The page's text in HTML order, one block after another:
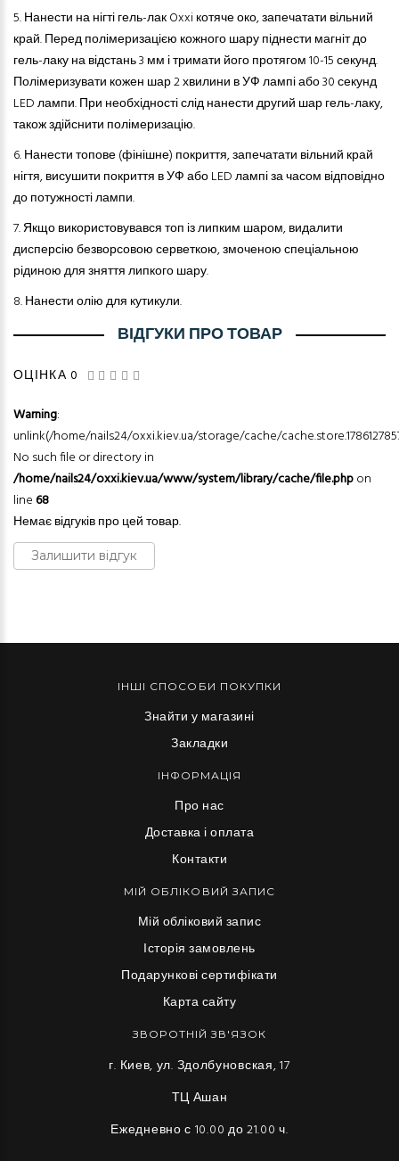
5.Нанести на нігті гель-лак Oxxi котяче око, запечатати вільний
край. Перед полімеризацією кожного шару піднести магніт до
гель-лаку на відстань 3 мм і тримати його протягом 10-15 секунд.
Полімеризувати кожен шар 2 хвилини в УФ лампі або 30 секунд
LED лампи. При необхідності слід нанести другий шар гель-лаку,
також здійснити полімеризацію.
6.Нанести топове (фінішне) покриття, запечатати вільний край
нігтя, висушити покриття в УФ або LED лампі за часом відповідно
до потужності лампи.
7.Якщо використовувався топ із липким шаром, видалити
дисперсію безворсовою серветкою, змоченою спеціальною
рідиною для зняття липкого шару.
8.Нанестиолію­для кутикули.
ВІДГУКИ ПРО ТОВАР
ОЦІНКА 0
Warning:
unlink(/home/nails24/oxxi.kiev.ua/storage/cache/
No such file or directory in
/home/nails24/oxxi.kiev.ua/www/system/library/cache/file.phpon
line68
Немає відгуків про цей товар.
Залишити відгук
ІНШІ СПОСОБИ ПОКУПКИ
Знайти у магазині
Закладки
ІНФОРМАЦІЯ
Про нас
Доставка і оплата
Контакти
МІЙ ОБЛІКОВИЙ ЗАПИС
Мій обліковий запис
Історія замовлень
Подарункові сертифікати
Карта сайту
ЗВОРОТНІЙ ЗВ'ЯЗОК
г. Киев, ул. Здолбуновская, 17
ТЦ Ашан
Ежедневно с 10.00 до 21.00 ч.